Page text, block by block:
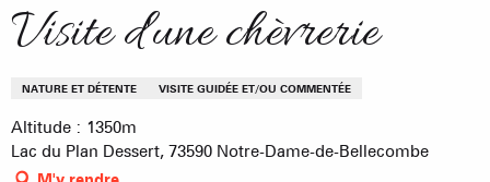
Visite d'une chèvrerie
NATURE ET DÉTENTE VISITE GUIDÉE ET/OU COMMENTÉE
Altitude : 1350m
Lac du Plan Dessert, 73590 Notre-Dame-de-Bellecombe